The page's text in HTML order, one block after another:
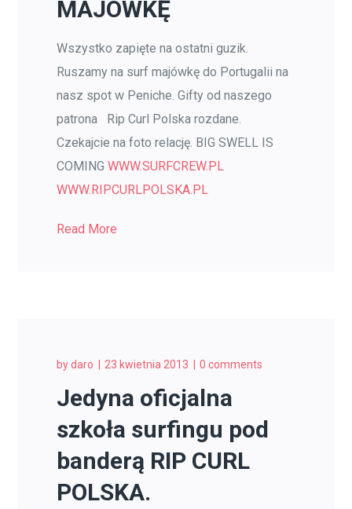
MAJÓWKĘ
Wszystko zapięte na ostatni guzik.
Ruszamy na surf majówkę do Portugalii na
nasz spot w Peniche. Gifty od naszego
patrona Rip Curl Polska rozdane.
Czekajcie na foto relację. BIG SWELL IS
COMINGWWW.SURFCREW.PL
WWW.RIPCURLPOLSKA.PL
Read More
bydaro 23 kwietnia 2013 0 comments
Jedyna oficjalna
szkoła surfingu pod
banderą RIP CURL
POLSKA.